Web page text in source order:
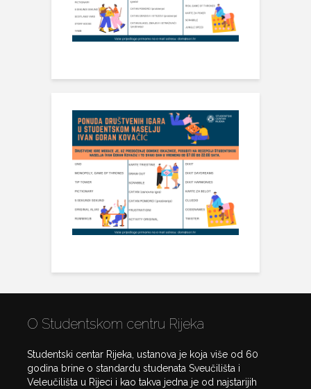
O Studentskom centru Rijeka
Studentski centar Rijeka, ustanova je koja više od 60
godina brine o standardu studenata Sveučilišta i
Veleučilišta u Rijeci i kao takva jedna je od najstarijih